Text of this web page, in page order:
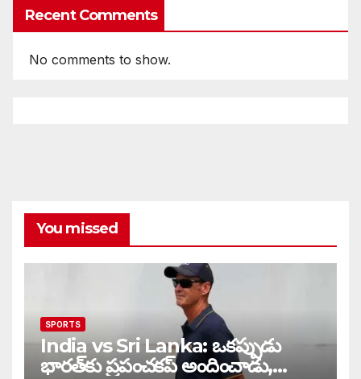
Recent Comments
No comments to show.
You missed
SPORTS
India vs Sri Lanka: ఒకప్పుడు
భారత్‌కు ప్రపంచకప్ అందించాడు,